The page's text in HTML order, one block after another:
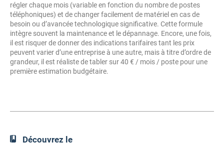
régler chaque mois (variable en fonction du nombre de postes
téléphoniques) et de changer facilement de matériel en cas de
besoin ou d’avancée technologique significative. Cette formule
intègre souvent la maintenance et le dépannage. Encore, une fois,
il est risquer de donner des indications tarifaires tant les prix
peuvent varier d’une entreprise à une autre, mais à titre d’ordre de
grandeur, il est réaliste de tabler sur 40 € / mois / poste pour une
première estimation budgétaire.
Découvrez le